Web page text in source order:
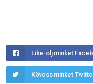
Like-olj minket
Kövess minket